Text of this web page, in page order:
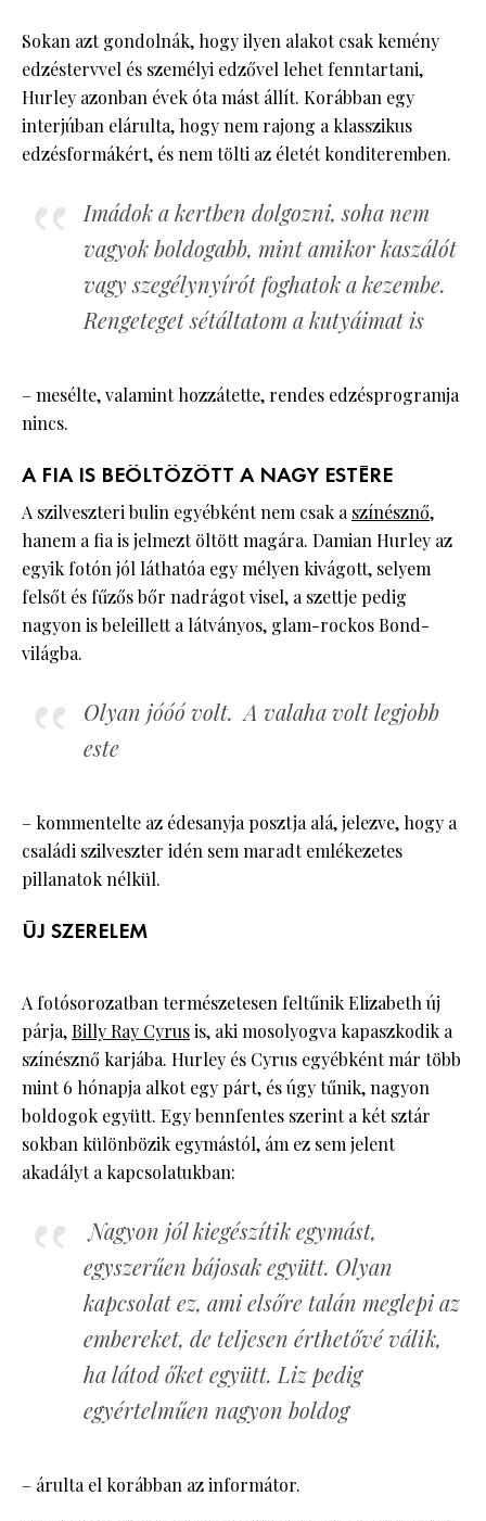
Sokan azt gondolnák, hogy ilyen alakot csak kemény
edzéstervvel és személyi edzővel lehet fenntartani,
Hurley azonban évek óta mást állít. Korábban egy
interjúban elárulta, hogy nem rajong a klasszikus
edzésformákért, és nem tölti az életét konditeremben.
Imádok a kertben dolgozni, soha nem
vagyok boldogabb, mint amikor kaszálót
vagy szegélynyírót foghatok a kezembe.
Rengeteget sétáltatom a kutyáimat is
– mesélte, valamint hozzátette, rendes edzésprogramja
nincs.
A FIA IS BEÖLTÖZÖTT A NAGY ESTÉRE
A szilveszteri bulin egyébként nem csak aszínésznő,
hanem a fia is jelmezt öltött magára. Damian Hurley az
egyik fotón jól láthatóa egy mélyen kivágott, selyem
felsőt és fűzős bőr nadrágot visel, a szettje pedig
nagyon is beleillett a látványos, glam-rockos Bond-
világba.
Olyan jóóó volt. A valaha volt legjobb
este
– kommentelte az édesanyja posztja alá, jelezve, hogy a
családi szilveszter idén sem maradt emlékezetes
pillanatok nélkül.
ÚJ SZERELEM
A fotósorozatban természetesen feltűnik Elizabeth új
párja,Billy Ray Cyrusis, aki mosolyogva kapaszkodik a
színésznő karjába. Hurley és Cyrus egyébként már több
mint 6 hónapja alkot egy párt, és úgy tűnik, nagyon
boldogok együtt. Egy bennfentes szerint a két sztár
sokban különbözik egymástól, ám ez sem jelent
akadályt a kapcsolatukban:
Nagyon jól kiegészítik egymást,
egyszerűen bájosak együtt. Olyan
kapcsolat ez, ami elsőre talán meglepi az
embereket, de teljesen érthetővé válik,
ha látod őket együtt. Liz pedig
egyértelműen nagyon boldog
– árulta el korábban az informátor.